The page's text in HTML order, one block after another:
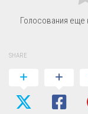
Голосования еще
SHARE